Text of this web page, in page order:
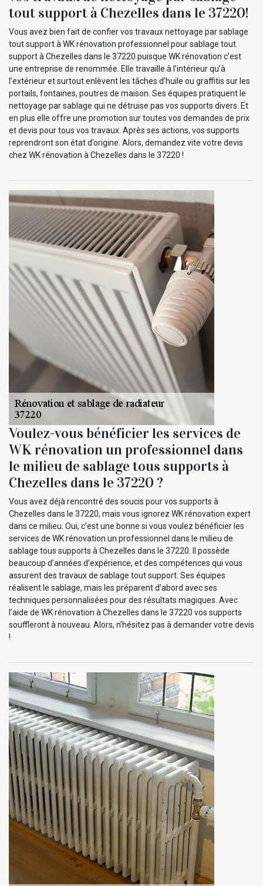
tout support à Chezelles dans le 37220!
Vous avez bien fait de confier vos travaux nettoyage par sablage
tout support à WK rénovation professionnel pour sablage tout
support à Chezelles dans le 37220 puisque WK rénovation c’est
une entreprise de renommée. Elle travaille à l’intérieur qu’à
l’extérieur et surtout enlèvent les tâches d’huile ou graffitis sur les
portails, fontaines, poutres de maison. Ses équipes pratiquent le
nettoyage par sablage qui ne détruise pas vos supports divers. Et
en plus elle offre une promotion sur toutes vos demandes de prix
et devis pour tous vos travaux. Après ses actions, vos supports
reprendront son état d’origine. Alors, demandez vite votre devis
chez WK rénovation à Chezelles dans le 37220 !
Voulez-vous bénéficier les services de
WK rénovation un professionnel dans
le milieu de sablage tous supports à
Chezelles dans le 37220 ?
Vous avez déjà rencontré des soucis pour vos supports à
Chezelles dans le 37220, mais vous ignorez WK rénovation expert
dans ce milieu. Oui, c’est une bonne si vous voulez bénéficier les
services de WK rénovation un professionnel dans le milieu de
sablage tous supports à Chezelles dans le 37220. Il possède
beaucoup d’années d’expérience, et des compétences qui vous
assurent des travaux de sablage tout support. Ses équipes
réalisent le sablage, mais les préparent d’abord avec ses
techniques personnalisées pour des résultats magiques. Avec
l’aide de WK rénovation à Chezelles dans le 37220 vos supports
souffleront à nouveau. Alors, n’hésitez pas à demander votre devis
!